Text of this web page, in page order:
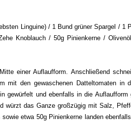
Linguine) / 1 Bund grüner Spargel / 1
Knoblauch / 50g Pinienkerne /
einer Auflaufform. Anschließend
mit den gewaschenen Datteltomaten in
gewürfelt und ebenfalls in die Auflaufform
würzt das Ganze großzügig mit Salz,
etwa 50g Pinienkerne landen